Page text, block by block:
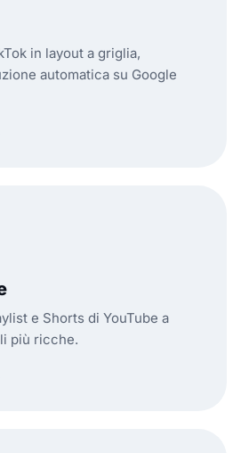
in layout a griglia,
automatica su Google
e Shorts di YouTube a
più ricche.